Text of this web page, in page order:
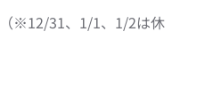
（※12/31、1/1、1/2は休